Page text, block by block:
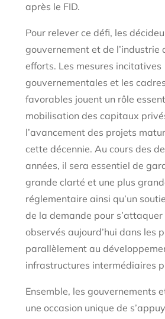
après le FID.
Pour relever ce défi, les
gouvernement et de l’industrie
efforts. Les mesures incitatives
gouvernementales et les
favorables jouent un rôle
mobilisation des capitaux
l’avancement des projets
cette décennie. Au cours des
années, il sera essentiel de
grande clarté et une plus
réglementaire ainsi qu’un
de la demande pour
observés aujourd’hui dans les
parallèlement au
infrastructures intermédiaires
Ensemble, les gouvernements
une occasion unique de